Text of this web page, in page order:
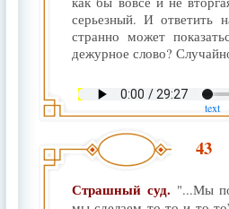
серьезный. И ответить
странно может
дежурное слово?
text
43
Страшный суд. "...Мы